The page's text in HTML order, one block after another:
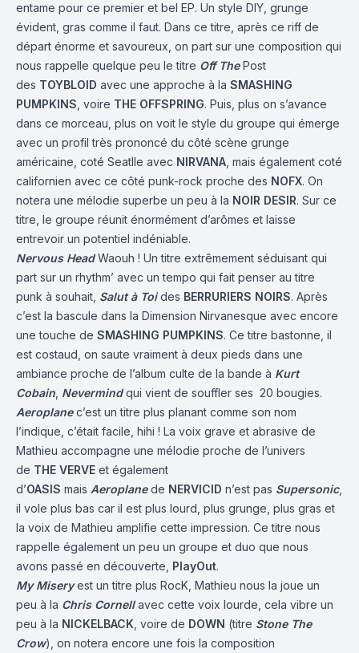
entame pour ce premier et bel EP. Un style DIY, grunge
évident, gras comme il faut. Dans ce titre, après ce riff de
départ énorme et savoureux, on part sur une composition qui
nous rappelle quelque peu le titre Off ThePost
des TOYBLOID avec une approche à la SMASHING
PUMPKINS , voire THE OFFSPRING. Puis, plus on s’avance
dans ce morceau, plus on voit le style du groupe qui émerge
avec un profil très prononcé du côté scène grunge
américaine, coté Seatlle avec NIRVANA , mais également coté
californien avec ce côté punk-rock proche des NOFX. On
notera une mélodie superbe un peu à la NOIR DESIR. Sur ce
titre, le groupe réunit énormément d’arômes et laisse
entrevoir un potentiel indéniable.
Nervous HeadWaouh ! Un titre extrêmement séduisant qui
part sur un rhythm’ avec un tempo qui fait penser au titre
punk à souhait, Salut à Toides BERRURIERS NOIRS. Après
c’est la bascule dans la Dimension Nirvanesque avec encore
une touche de SMASHING PUMPKINS. Ce titre bastonne, il
est costaud, on saute vraiment à deux pieds dans une
ambiance proche de l’album culte de la bande à Kurt
Cobain Nevermindqui vient de souffler ses 20 bougies.
Aeroplanec’est un titre plus planant comme son nom
l’indique, c’était facile, hihi ! La voix grave et abrasive de
Mathieu accompagne une mélodie proche de l’univers
de THE VERVE et également
d’OASIS mais Aeroplanede NERVICID n’est pas Supersonic,
il vole plus bas car il est plus lourd, plus grunge, plus gras et
la voix de Mathieu amplifie cette impression. Ce titre nous
rappelle également un peu un groupe et duo que nous
avons passé en découverte, PlayOut.
My Miseryest un titre plus RocK, Mathieu nous la joue un
peu à la Chris Cornellavec cette voix lourde, cela vibre un
peu à la NICKELBACK , voire de DOWN (titre Stone The
Crow), on notera encore une fois la composition